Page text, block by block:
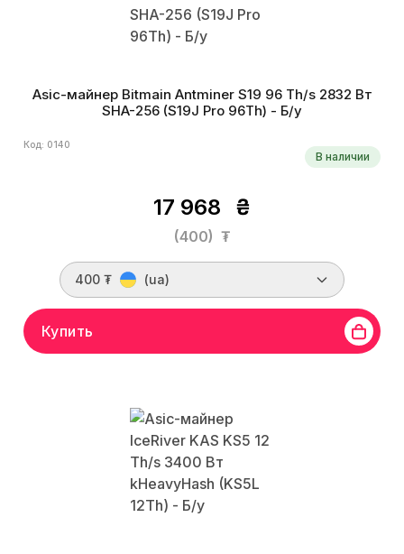
Asic-майнер Bitmain Antminer S19 96 Th/s 2832 Вт
SHA-256 (S19J Pro 96Th) - Б/у
Код: 0140
В наличии
17 968 ₴
(400) ₮
400 ₮ (ua)
Купить